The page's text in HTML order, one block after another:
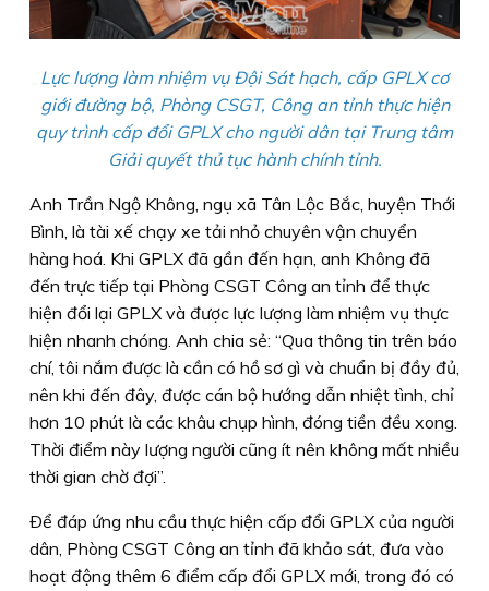
Lực lượng làm nhiệm vụ Ðội Sát hạch, cấp GPLX cơ
giới đường bộ, Phòng CSGT, Công an tỉnh thực hiện
quy trình cấp đổi GPLX cho người dân tại Trung tâm
Giải quyết thủ tục hành chính tỉnh.
Anh Trần Ngộ Không, ngụ xã Tân Lộc Bắc, huyện Thới
Bình, là tài xế chạy xe tải nhỏ chuyên vận chuyển
hàng hoá. Khi GPLX đã gần đến hạn, anh Không đã
đến trực tiếp tại Phòng CSGT Công an tỉnh để thực
hiện đổi lại GPLX và được lực lượng làm nhiệm vụ thực
hiện nhanh chóng. Anh chia sẻ: “Qua thông tin trên báo
chí, tôi nắm được là cần có hồ sơ gì và chuẩn bị đầy đủ,
nên khi đến đây, được cán bộ hướng dẫn nhiệt tình, chỉ
hơn 10 phút là các khâu chụp hình, đóng tiền đều xong.
Thời điểm này lượng người cũng ít nên không mất nhiều
thời gian chờ đợi”.
Ðể đáp ứng nhu cầu thực hiện cấp đổi GPLX của người
dân, Phòng CSGT Công an tỉnh đã khảo sát, đưa vào
hoạt động thêm 6 điểm cấp đổi GPLX mới, trong đó có